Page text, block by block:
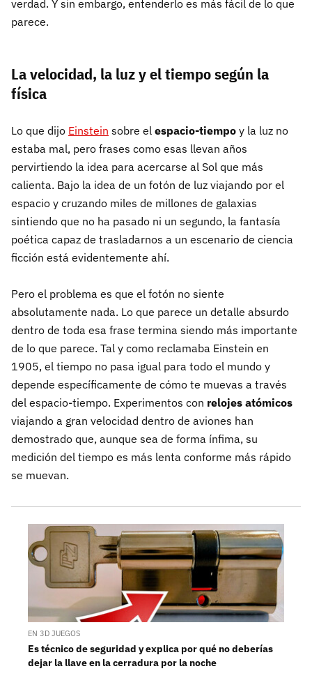
verdad. Y sin embargo, entenderlo es más fácil de lo que
parece.
La velocidad, la luz y el tiempo según la
física
Lo que dijo Einstein sobre el espacio-tiempo y la luz no
estaba mal, pero frases como esas llevan años
pervirtiendo la idea para acercarse al Sol que más
calienta. Bajo la idea de un fotón de luz viajando por el
espacio y cruzando miles de millones de galaxias
sintiendo que no ha pasado ni un segundo, la fantasía
poética capaz de trasladarnos a un escenario de ciencia
ficción está evidentemente ahí.
Pero el problema es que el fotón no siente
absolutamente nada. Lo que parece un detalle absurdo
dentro de toda esa frase termina siendo más importante
de lo que parece. Tal y como reclamaba Einstein en
1905, el tiempo no pasa igual para todo el mundo y
depende específicamente de cómo te muevas a través
del espacio-tiempo. Experimentos con relojes atómicos
viajando a gran velocidad dentro de aviones han
demostrado que, aunque sea de forma ínfima, su
medición del tiempo es más lenta conforme más rápido
se muevan.
EN 3D JUEGOS
Es técnico de seguridad y explica por qué no deberías
dejar la llave en la cerradura por la noche